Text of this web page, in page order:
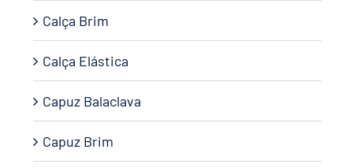
Calça Brim
Calça Elástica
Capuz Balaclava
Capuz Brim